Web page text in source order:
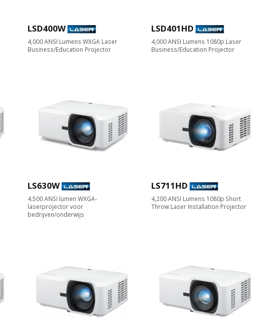
LSD400W
4,000 ANSI Lumens WXGA Laser
Business/Education Projector
LSD401HD
4,000 ANSI Lumens 1080p Laser
Business/Education Projector
LS630W
4.500 ANSI lumen WXGA-
laserprojector voor
bedrijven/onderwijs
LS711HD
4,200 ANSI Lumens 1080p Short
Throw Laser Installation Projector